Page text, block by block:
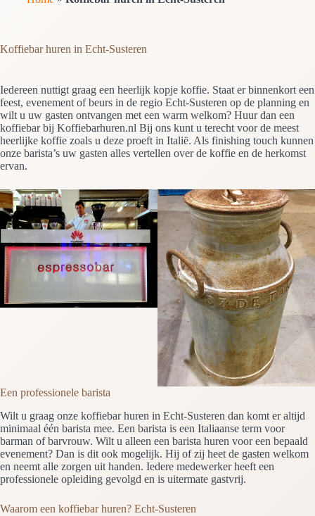
Koffiebar huren in Echt-Susteren
Iedereen nuttigt graag een heerlijk kopje koffie. Staat er binnenkort een
feest, evenement of beurs in de regio Echt-Susteren op de planning en
wilt u uw gasten ontvangen met een warm welkom? Huur dan een
koffiebar bij Koffiebarhuren.nl Bij ons kunt u terecht voor de meest
heerlijke koffie zoals u deze proeft in Italië. Als finishing touch kunnen
onze barista’s uw gasten alles vertellen over de koffie en de herkomst
ervan.
Een professionele barista
Wilt u graag onze koffiebar huren in Echt-Susteren dan komt er altijd
minimaal één barista mee. Een barista is een Italiaanse term voor
barman of barvrouw. Wilt u alleen een barista huren voor een bepaald
evenement? Dan is dit ook mogelijk. Hij of zij heet de gasten welkom
en neemt alle zorgen uit handen. Iedere medewerker heeft een
professionele opleiding gevolgd en is uitermate gastvrij.
Waarom een koffiebar huren? Echt-Susteren